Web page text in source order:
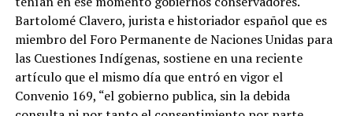
Bartolomé Clavero, jurista e historiador español que es
miembro del Foro Permanente de Naciones Unidas para
las Cuestiones Indígenas, sostiene en una reciente
artículo que el mismo día que entró en vigor el
Convenio 169, “el gobierno publica, sin la debida